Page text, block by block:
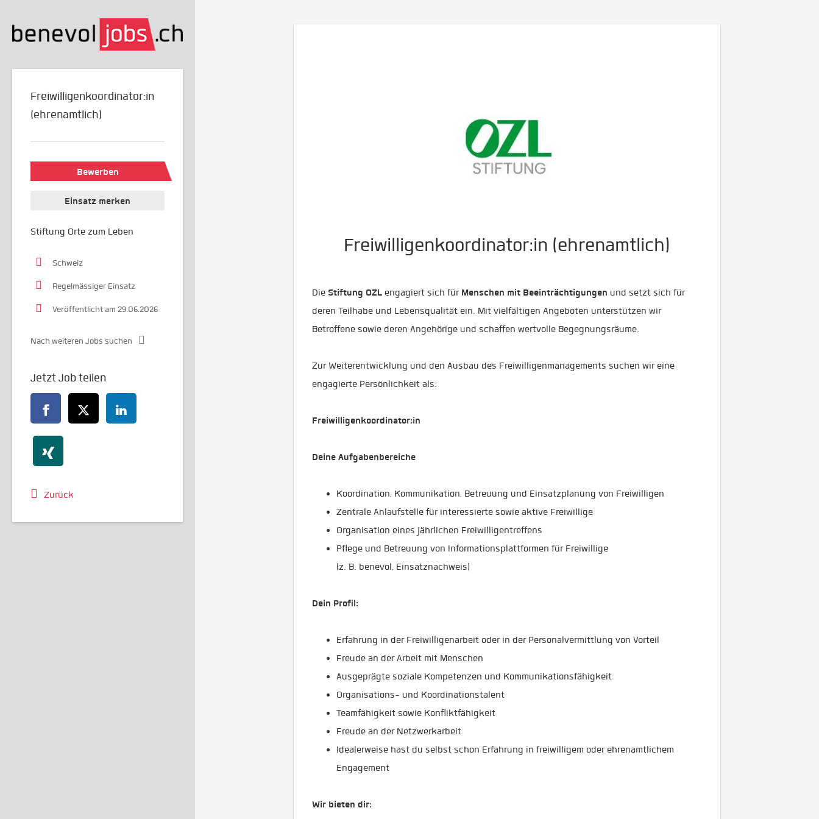
Freiwilligenkoordinator:in (ehrenamtlich)
Die Stiftung OZL engagiert sich für Menschen mit Beeinträchtigungen und setzt sich für
deren Teilhabe und Lebensqualität ein. Mit vielfältigen Angeboten unterstützen wir
Betroffene sowie deren Angehörige und schaffen wertvolle Begegnungsräume.
Zur Weiterentwicklung und den Ausbau des Freiwilligenmanagements suchen wir eine
engagierte Persönlichkeit als:
Freiwilligenkoordinator:in
Deine Aufgabenbereiche
Koordination, Kommunikation, Betreuung und Einsatzplanung von Freiwilligen
Zentrale Anlaufstelle für interessierte sowie aktive Freiwillige
Organisation eines jährlichen Freiwilligentreffens
Pflege und Betreuung von Informationsplattformen für Freiwillige
(z. B. benevol, Einsatznachweis)
Dein Profil:
Erfahrung in der Freiwilligenarbeit oder in der Personalvermittlung von Vorteil
Freude an der Arbeit mit Menschen
Ausgeprägte soziale Kompetenzen und Kommunikationsfähigkeit
Organisations- und Koordinationstalent
Teamfähigkeit sowie Konfliktfähigkeit
Freude an der Netzwerkarbeit
Idealerweise hast du selbst schon Erfahrung in freiwilligem oder ehrenamtlichem
Engagement
Wir bieten dir:
Freiwilligenkoordinator:in
(ehrenamtlich)
Bewerben
Einsatz merken
Stiftung Orte zum Leben
Schweiz
Regelmässiger Einsatz
Veröffentlicht am 29.06.2026
Nach weiteren Jobs suchen
Jetzt Job teilen
Zurück